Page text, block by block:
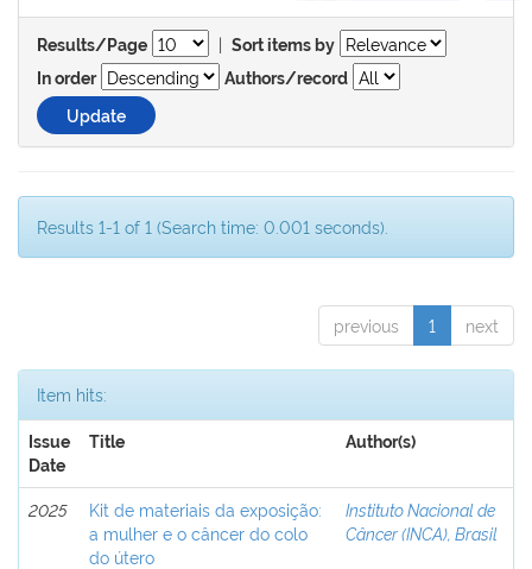
Results/Page | Sort items by
In order
Authors/record
Results 1-1 of 1 (Search time: 0.001 seconds).
previous 1 next
Item hits:
Issue
Date
Title Author(s)
2025
Kit de materiais da exposição:
a mulher e o câncer do colo
do útero
Instituto Nacional de
Câncer (INCA), Brasil